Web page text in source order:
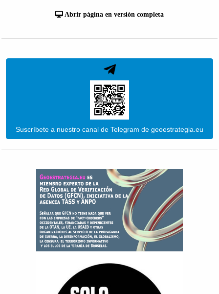
Abrir página en versión completa
Suscríbete a nuestro canal de Telegram de geoestrategia.eu